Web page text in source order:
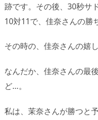
跡です。その後、30秒サ
10対11で、佳奈さんの勝
その時の、佳奈さんの嬉
なんだか、佳奈さんの最
ど…。
私は、茉奈さんが勝つと